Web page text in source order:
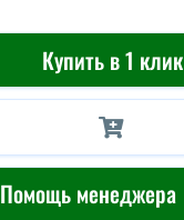
Купить в 1 клик
Помощь менеджера